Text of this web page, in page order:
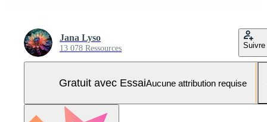
Jana Lyso
13 078 Ressources Suivre
Gratuit avec EssaiAucune attribution requise